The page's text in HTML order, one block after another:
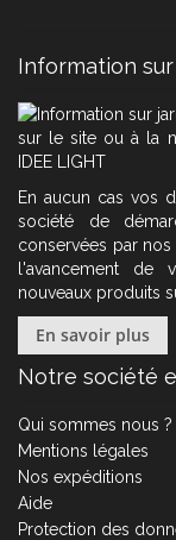
Information
sur le site ou à la
IDEE LIGHT
En aucun cas vos
société de
conservées par
l'avancement
nouveaux produits
En savoir plus
Notre société
Qui sommes nous ?
Mentions légales
Nos expéditions
Aide
Protection des